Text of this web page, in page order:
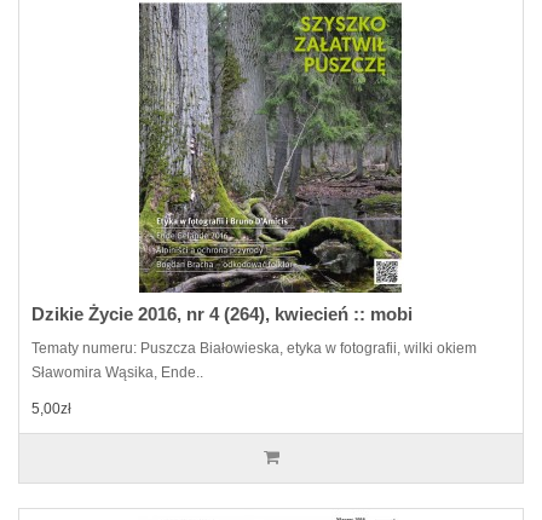
Dzikie Życie 2016, nr 4 (264), kwiecień :: mobi
Tematy numeru: Puszcza Białowieska, etyka w fotografii, wilki okiem
Sławomira Wąsika, Ende..
5,00zł